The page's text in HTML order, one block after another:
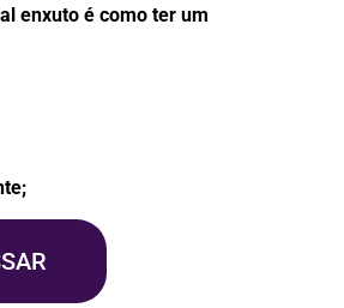
enxuto é como ter um